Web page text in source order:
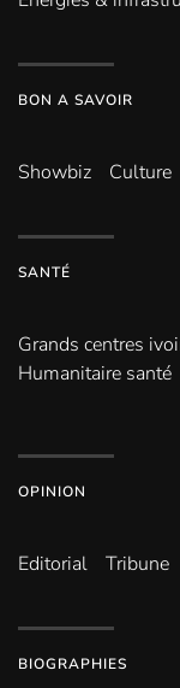
BON A SAVOIR
Showbiz Culture
SANTÉ
Grands centres
Humanitaire santé
OPINION
Editorial Tribune
BIOGRAPHIES